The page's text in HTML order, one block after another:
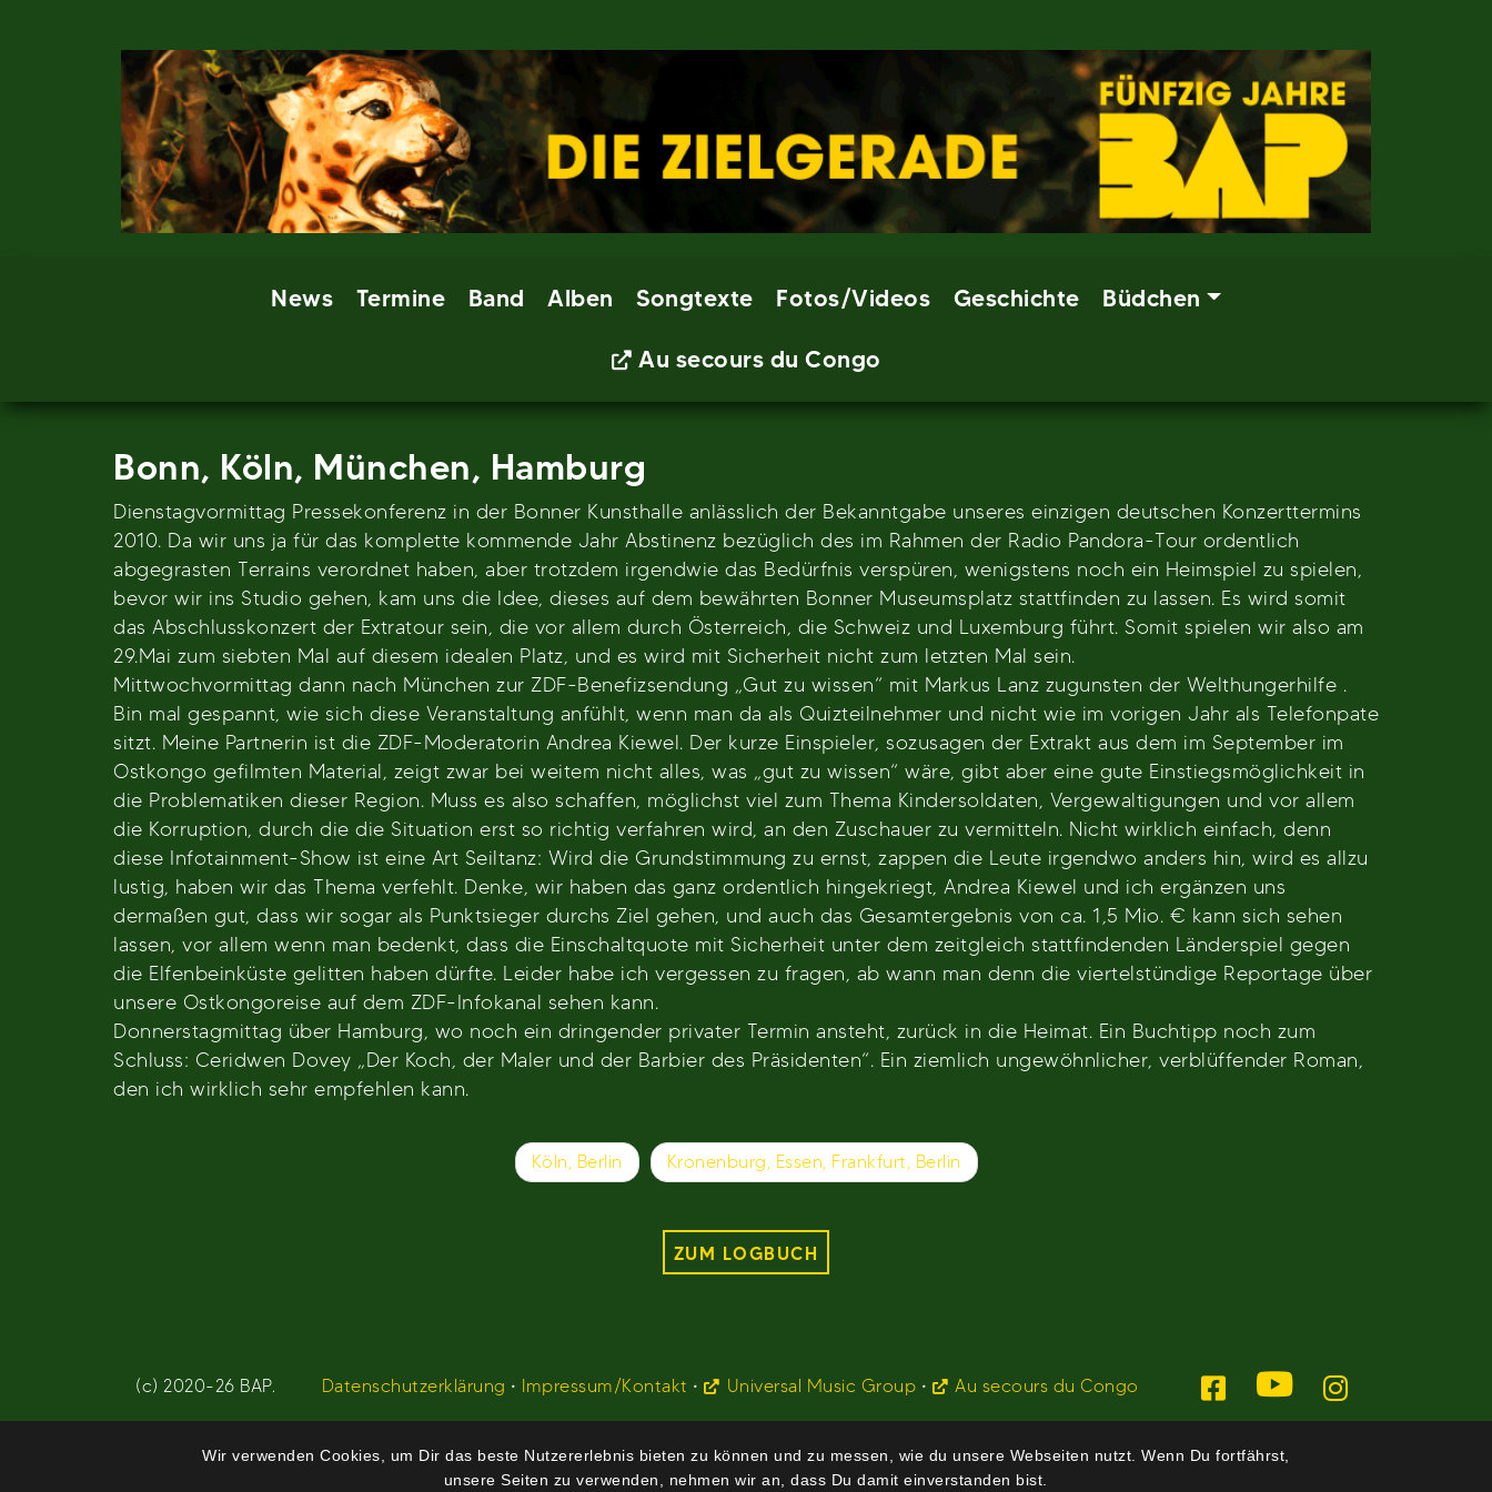
News Termine Band Alben Songtexte Fotos/Videos Geschichte Büdchen
Au secours du Congo
Bonn, Köln, München, Hamburg
Dienstagvormittag Pressekonferenz in der Bonner Kunsthalle anlässlich der Bekanntgabe unseres einzigen deutschen Konzerttermins
2010. Da wir uns ja für das komplette kommende Jahr Abstinenz bezüglich des im Rahmen der Radio Pandora-Tour ordentlich
abgegrasten Terrains verordnet haben, aber trotzdem irgendwie das Bedürfnis verspüren, wenigstens noch ein Heimspiel zu spielen,
bevor wir ins Studio gehen, kam uns die Idee, dieses auf dem bewährten Bonner Museumsplatz stattfinden zu lassen. Es wird somit
das Abschlusskonzert der Extratour sein, die vor allem durch Österreich, die Schweiz und Luxemburg führt. Somit spielen wir also am
29.Mai zum siebten Mal auf diesem idealen Platz, und es wird mit Sicherheit nicht zum letzten Mal sein.
Mittwochvormittag dann nach München zur ZDF-Benefizsendung „Gut zu wissen“ mit Markus Lanz zugunsten der Welthungerhilfe .
Bin mal gespannt, wie sich diese Veranstaltung anfühlt, wenn man da als Quizteilnehmer und nicht wie im vorigen Jahr als Telefonpate
sitzt. Meine Partnerin ist die ZDF-Moderatorin Andrea Kiewel. Der kurze Einspieler, sozusagen der Extrakt aus dem im September im
Ostkongo gefilmten Material, zeigt zwar bei weitem nicht alles, was „gut zu wissen“ wäre, gibt aber eine gute Einstiegsmöglichkeit in
die Problematiken dieser Region. Muss es also schaffen, möglichst viel zum Thema Kindersoldaten, Vergewaltigungen und vor allem
die Korruption, durch die die Situation erst so richtig verfahren wird, an den Zuschauer zu vermitteln. Nicht wirklich einfach, denn
diese Infotainment-Show ist eine Art Seiltanz: Wird die Grundstimmung zu ernst, zappen die Leute irgendwo anders hin, wird es allzu
lustig, haben wir das Thema verfehlt. Denke, wir haben das ganz ordentlich hingekriegt, Andrea Kiewel und ich ergänzen uns
dermaßen gut, dass wir sogar als Punktsieger durchs Ziel gehen, und auch das Gesamtergebnis von ca. 1,5 Mio. € kann sich sehen
lassen, vor allem wenn man bedenkt, dass die Einschaltquote mit Sicherheit unter dem zeitgleich stattfindenden Länderspiel gegen
die Elfenbeinküste gelitten haben dürfte. Leider habe ich vergessen zu fragen, ab wann man denn die viertelstündige Reportage über
unsere Ostkongoreise auf dem ZDF-Infokanal sehen kann.
Donnerstagmittag über Hamburg, wo noch ein dringender privater Termin ansteht, zurück in die Heimat. Ein Buchtipp noch zum
Schluss: Ceridwen Dovey „Der Koch, der Maler und der Barbier des Präsidenten“. Ein ziemlich ungewöhnlicher, verblüffender Roman,
den ich wirklich sehr empfehlen kann.
Köln, Berlin Kronenburg, Essen, Frankfurt, Berlin
ZUM LOGBUCH
(c) 2020-26 BAP. Datenschutzerklärung • Impressum/Kontakt • Universal Music Group • Au secours du Congo
Wir verwenden Cookies, um Dir das beste Nutzererlebnis bieten zu können und zu messen, wie du unsere Webseiten nutzt. Wenn Du fortfährst,
unsere Seiten zu verwenden, nehmen wir an, dass Du damit einverstanden bist.